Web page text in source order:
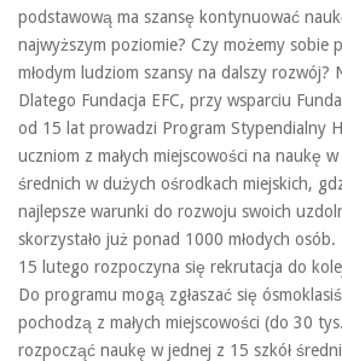
podstawową ma szansę kontynuować
najwyższym poziomie? Czy możemy sobie
młodym ludziom szansy na dalszy rozwój?
Dlatego Fundacja EFC, przy wsparciu
od 15 lat prowadzi Program Stypendialny
uczniom z małych miejscowości na naukę
średnich w dużych ośrodkach miejskich,
najlepsze warunki do rozwoju swoich
skorzystało już ponad 1000 młodych osób.
15 lutego rozpoczyna się rekrutacja do
Do programu mogą zgłaszać się
pochodzą z małych miejscowości (do 30
rozpocząć naukę w jednej z 15 szkół